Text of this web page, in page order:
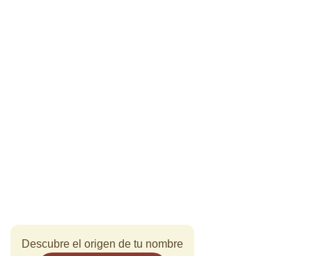
Descubre el origen de tu nombre